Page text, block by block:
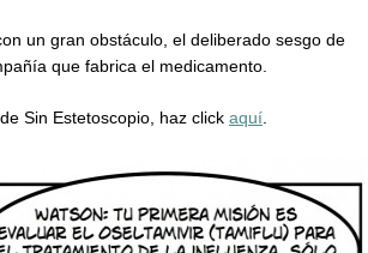
un gran obstáculo, el deliberado sesgo de
que fabrica el medicamento.
Sin Estetoscopio, haz click aquí